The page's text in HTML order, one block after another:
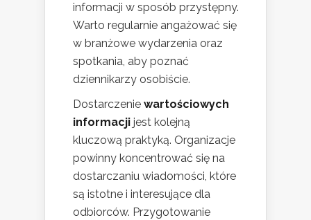
informacji w sposób przystępny.
Warto regularnie angażować się
w branżowe wydarzenia oraz
spotkania, aby poznać
dziennikarzy osobiście.
Dostarczenie wartościowych
informacji jest kolejną
kluczową praktyką. Organizacje
powinny koncentrować się na
dostarczaniu wiadomości, które
są istotne i interesujące dla
odbiorców. Przygotowanie